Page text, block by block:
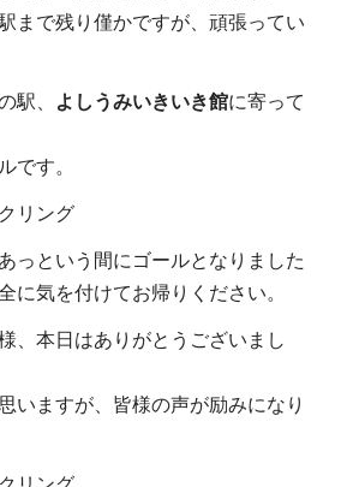
まで残り僅かですが、頑張ってい
駅、
よしうみいきいき館に寄って
です。
っという間にゴールとなりました
に気を付けてお帰りください。
、本日はありがとうございまし
いますが、皆様の声が励みになり